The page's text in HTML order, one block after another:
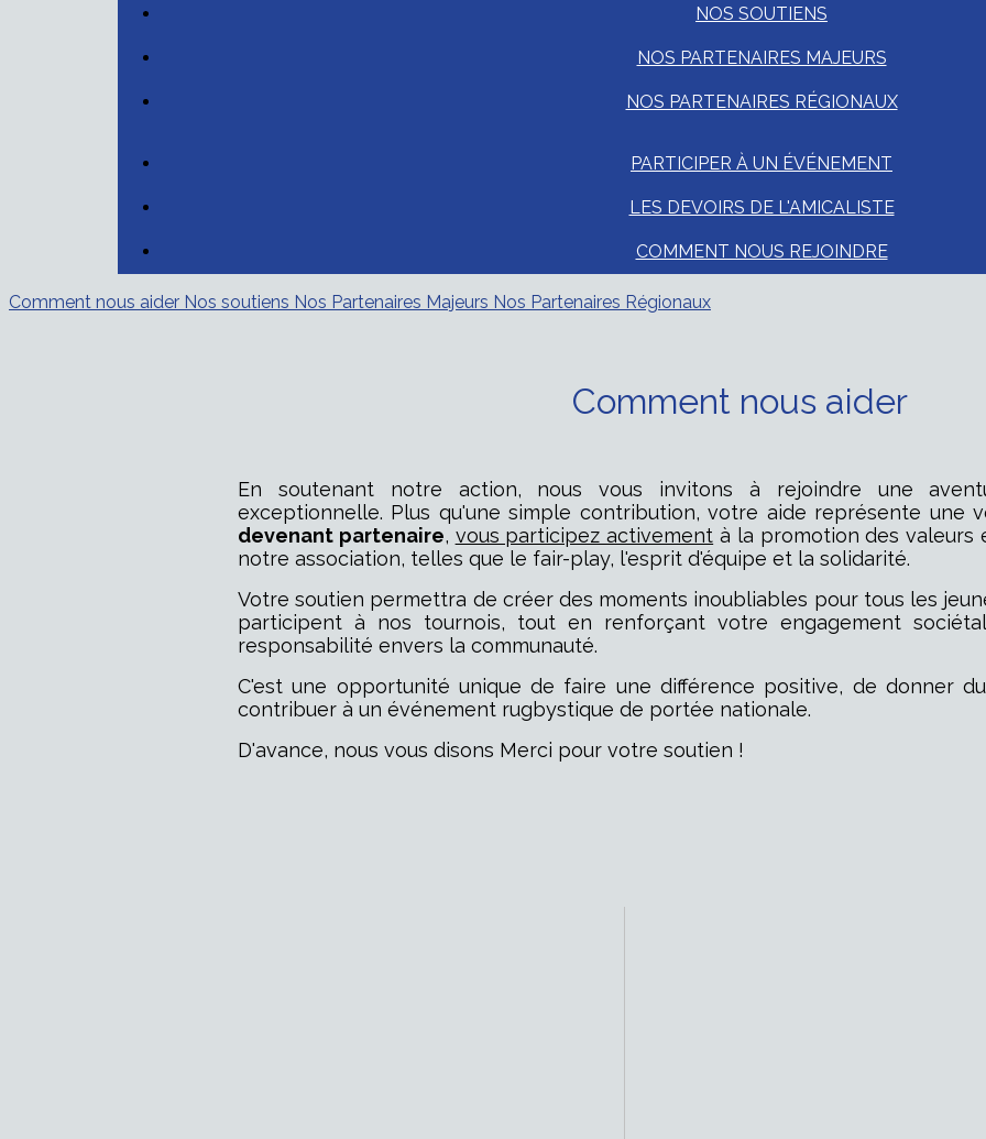
NOS SOUTIENS
NOS PARTENAIRES MAJEURS
NOS PARTENAIRES RÉGIONAUX
PARTICIPER À UN ÉVÉNEMENT
LES DEVOIRS DE L'AMICALISTE
COMMENT NOUS REJOINDRE
Comment nous aider Nos soutiens Nos Partenaires Majeurs Nos Partenaires Régionaux
Comment nous aider
En soutenant notre action, nous vous invitons à rejoindre une
exceptionnelle. Plus qu'une simple contribution, votre aide représente une
devenant partenaire, vous participez activement à la promotion des valeurs
notre association, telles que le fair-play, l'esprit d'équipe et la solidarité.
Votre soutien permettra de créer des moments inoubliables pour tous les
participent à nos tournois, tout en renforçant votre engagement
responsabilité envers la communauté.
C'est une opportunité unique de faire une différence positive, de donner
contribuer à un événement rugbystique de portée nationale.
D'avance, nous vous disons Merci pour votre soutien !